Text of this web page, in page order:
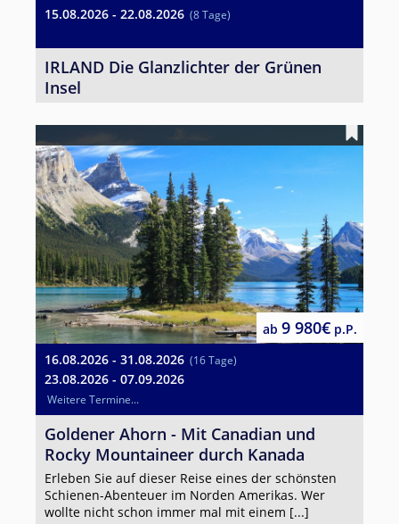
15.08.2026 - 22.08.2026 (8 Tage)
IRLAND Die Glanzlichter der Grünen
Insel
16.08.2026 - 31.08.2026 (16 Tage)
23.08.2026 - 07.09.2026
Weitere Termine...
ab 9 980€ p.P.
Goldener Ahorn - Mit Canadian und
Rocky Mountaineer durch Kanada
Erleben Sie auf dieser Reise eines der schönsten
Schienen-Abenteuer im Norden Amerikas. Wer
wollte nicht schon immer mal mit einem [...]